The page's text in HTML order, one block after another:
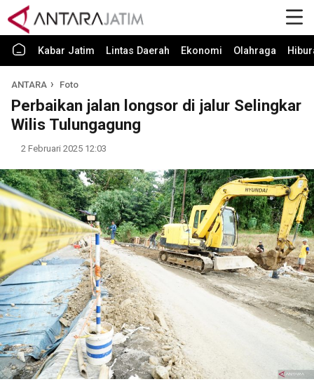
Kabar Jatim Lintas Daerah Ekonomi Olahraga
ANTARA Foto
Perbaikan jalan longsor di jalur Selingkar
Wilis Tulungagung
2 Februari 2025 12:03